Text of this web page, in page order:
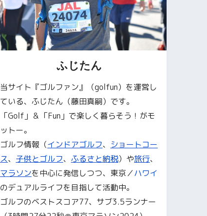
ふじたん
当サイト『ゴルファン』（golfun）を運営し
ている、ふじたん（藤田真嗣）です。
「Golf」＆「Fun」で楽しく暮らそう！がモ
ットー。
ゴルフ情報（インドアゴルフ、 ショートコー
ス、 子供とゴルフ、 ふるさと納税）や旅行、
マラソンを中心に発信しつつ、東京／ハワイ
のデュアルライフを目指して活動中。
ゴルフのベストスコア77、サブ3.5ランナー